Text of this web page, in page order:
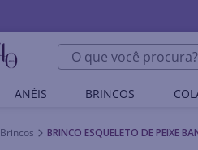
O que você procura?
ANÉIS BRINCOS
Brincos BRINCO ESQUELETO DE PEIXE